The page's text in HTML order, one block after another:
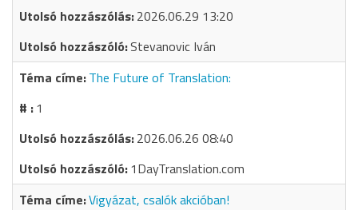
2026.06.29 13:20
Stevanovic Iván
The Future of Translation:
1
2026.06.26 08:40
1DayTranslation.com
Vigyázat, csalók akcióban!